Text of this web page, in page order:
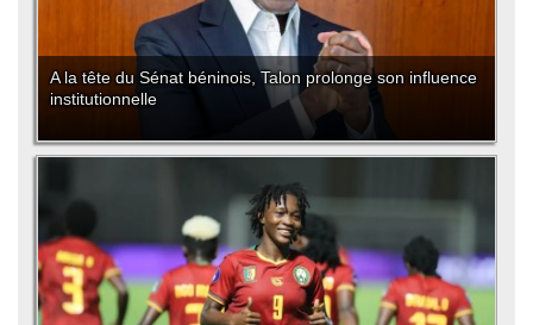
A la tête du Sénat béninois, Talon prolonge son influence
institutionnelle